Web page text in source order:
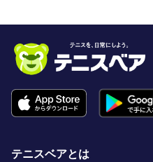
テニスベアとは